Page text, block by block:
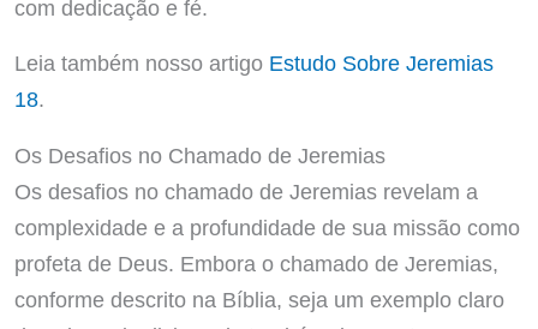
com dedicação e fé.
Leia também nosso artigo Estudo Sobre Jeremias
18.
Os Desafios no Chamado de Jeremias
Os desafios no chamado de Jeremias revelam a
complexidade e a profundidade de sua missão como
profeta de Deus. Embora o chamado de Jeremias,
conforme descrito na Bíblia, seja um exemplo claro